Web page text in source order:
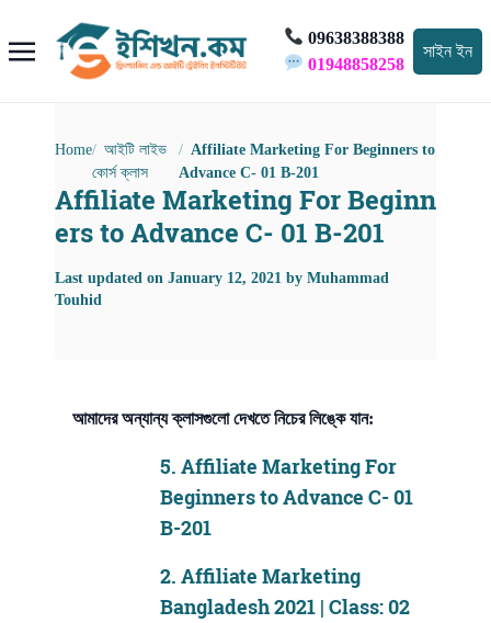
09638388388
01948858258
সাইন ইন
Home
আইটি লাইভ
কোর্স ক্লাস
Affiliate Marketing For Beginners to
Advance C- 01 B-201
Affiliate Marketing For Beginn
ers to Advance C- 01 B-201
Last updated on January 12, 2021 by Muhammad
Touhid
আমাদের অন্যান্য ক্লাসগুলো দেখতে নিচের লিঙ্কে যান:
5. Affiliate Marketing For
Beginners to Advance C- 01
B-201
2. Affiliate Marketing
Bangladesh 2021 | Class: 02